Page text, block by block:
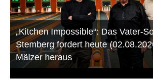
„Kitchen Impossible“: Das Vater-
Stemberg fordert heute
Mälzer heraus